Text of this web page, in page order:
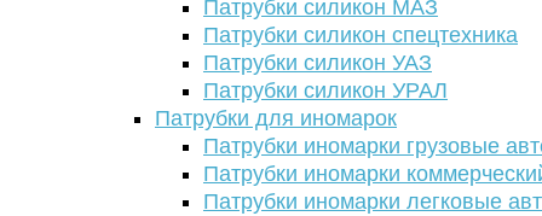
Патрубки силикон МАЗ
Патрубки силикон спецтехника
Патрубки силикон УАЗ
Патрубки силикон УРАЛ
Патрубки для иномарок
Патрубки иномарки грузовые
Патрубки иномарки
Патрубки иномарки легковые